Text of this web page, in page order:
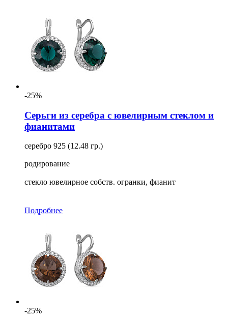
-25%
Серьги из серебра с ювелирным стеклом и
фианитами
серебро 925 (12.48 гр.)
родирование
стекло ювелирное собств. огранки, фианит
Подробнее
-25%